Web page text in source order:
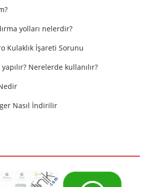
yolları nelerdir?
Kulaklık İşareti Sorunu
Nerelerde kullanılır?
Nasıl İndirilir